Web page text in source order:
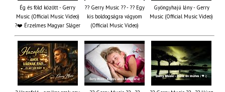
Ég és föld között - Gerry
Music (Official Music Video)
?❤️ Érzelmes Magyar Sláger
?? Gerry Music ?? - ?? Egy
kis boldogságra vágyom
(Official Music Video)
Gyöngyhajú lány - Gerry
Music (Official Music Video)